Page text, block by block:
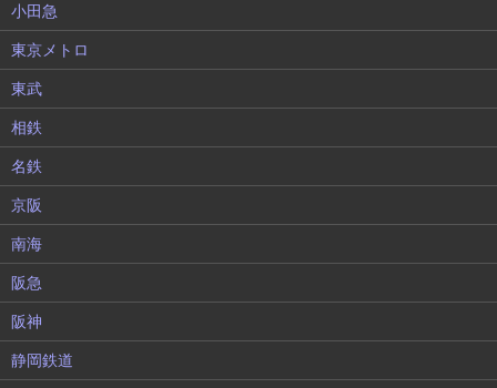
小田急
東京メトロ
東武
相鉄
名鉄
京阪
南海
阪急
阪神
静岡鉄道